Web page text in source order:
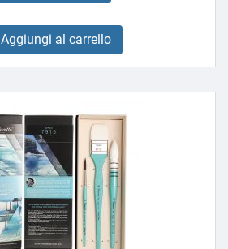
Aggiungi al carrello